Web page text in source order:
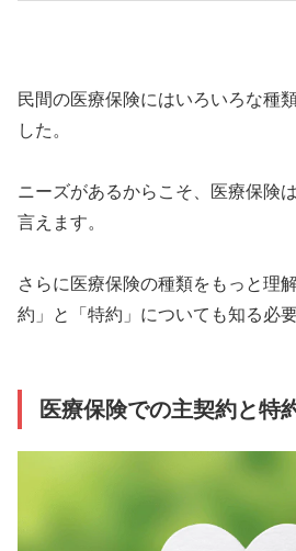
民間の医療保険にはいろいろな種
した。
ニーズがあるからこそ、医療保険
言えます。
さらに医療保険の種類をもっと理
約」と「特約」についても知る必
医療保険での主契約と特